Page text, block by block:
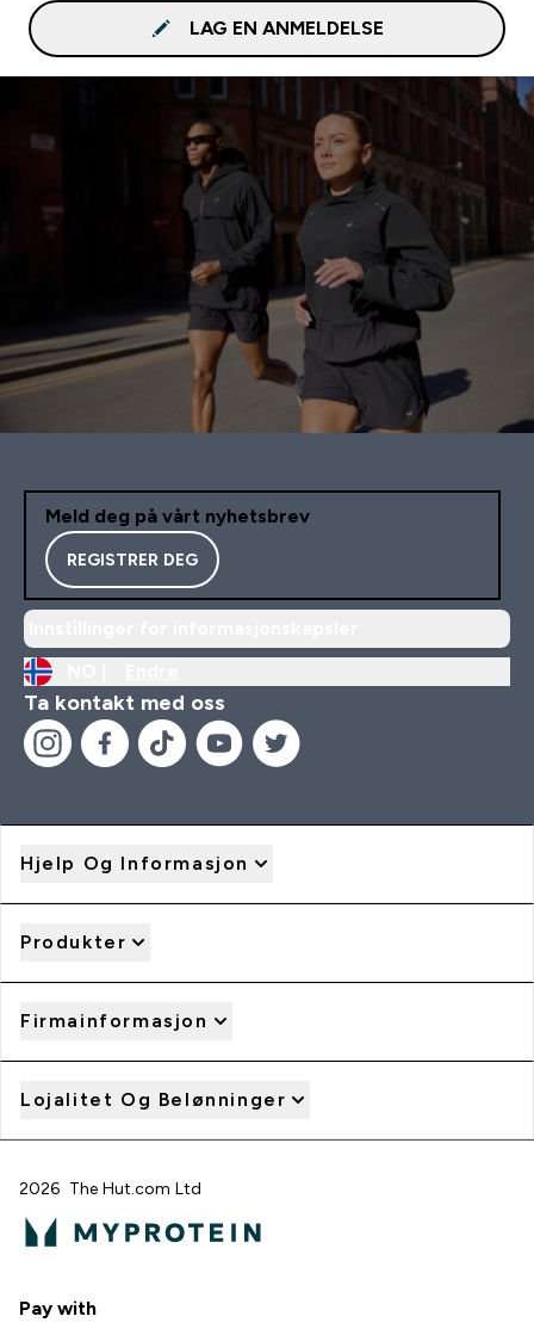
LAG EN ANMELDELSE
Meld deg på vårt nyhetsbrev
REGISTRER DEG
Ta kontakt med oss
Hjelp Og Informasjon
Produkter
Firmainformasjon
Lojalitet Og Belønninger
2026 The Hut.com Ltd
Pay with